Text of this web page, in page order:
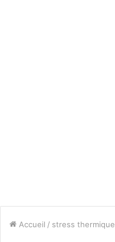
Accueil / stress thermique